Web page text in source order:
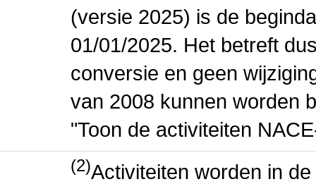
(versie 2025) is de
01/01/2025. Het betreft
conversie en geen
van 2008 kunnen worden
"Toon de activiteiten
(2)Activiteiten worden in